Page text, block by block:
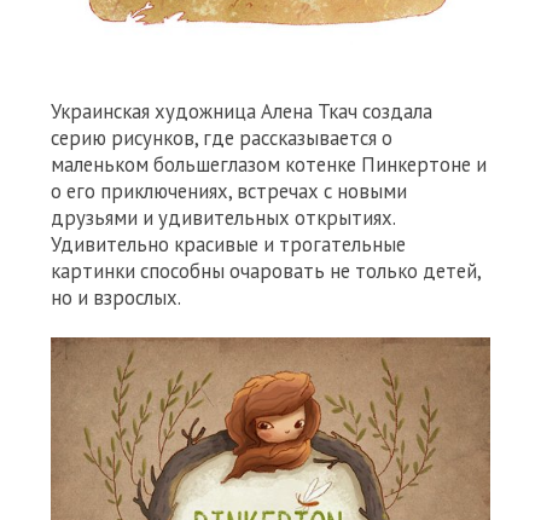
Украинская художница Алена Ткач создала
серию рисунков, где рассказывается о
маленьком большеглазом котенке Пинкертоне и
о его приключениях, встречах с новыми
друзьями и удивительных открытиях.
Удивительно красивые и трогательные
картинки способны очаровать не только детей,
но и взрослых.